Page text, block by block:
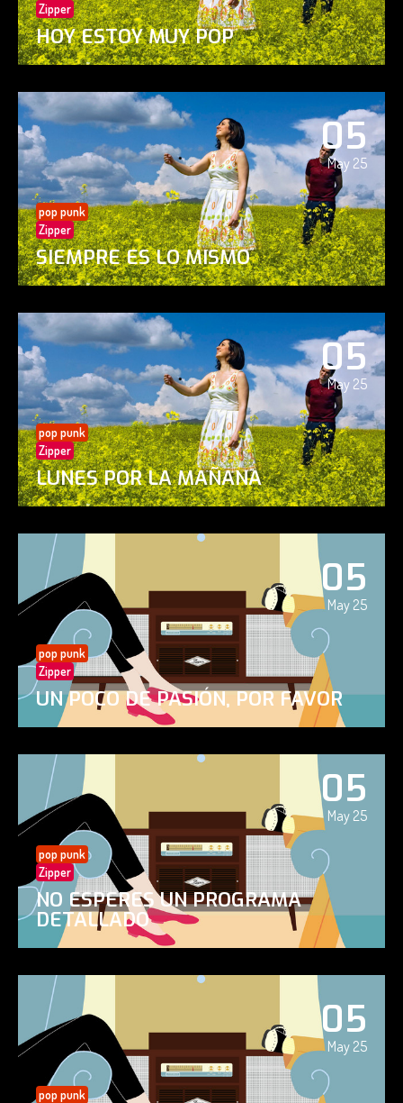
Zipper
HOY ESTOY MUY POP
05
May 25
pop punk
Zipper
SIEMPRE ES LO MISMO
05
May 25
pop punk
Zipper
LUNES POR LA MAÑANA
05
May 25
pop punk
Zipper
UN POCO DE PASIÓN, POR FAVOR
05
May 25
pop punk
Zipper
NO ESPERES UN PROGRAMA
DETALLADO
05
May 25
pop punk